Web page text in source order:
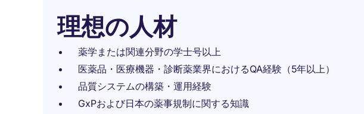
理想の人材
薬学または関連分野の学士号以上
医薬品・医療機器・診断薬業界におけるQA経験（5年以上）
品質システムの構築・運用経験
GxPおよび日本の薬事規制に関する知識